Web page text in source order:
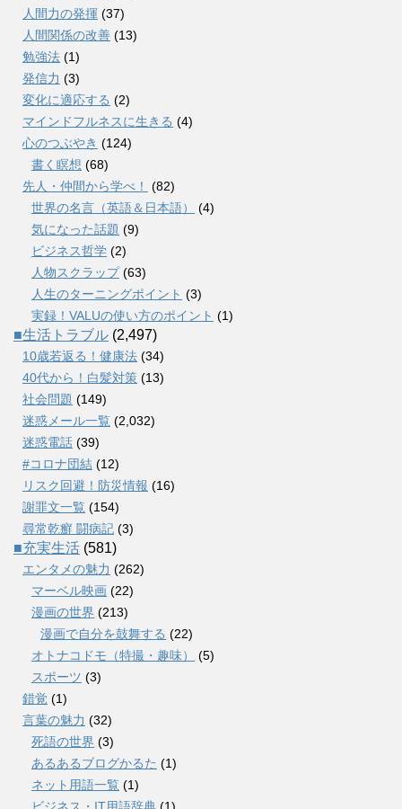
人間力の発揮 (37)
人間関係の改善 (13)
勉強法 (1)
発信力 (3)
変化に適応する (2)
マインドフルネスに生きる (4)
心のつぶやき (124)
書く瞑想 (68)
先人・仲間から学べ！
(82)
世界の名言（英語＆日本語）
(4)
気になった話題 (9)
ビジネス哲学 (2)
人物スクラップ(63)
人生のターニングポイント (3)
実録！VALUの使い方のポイント (1)
■生活トラブル (2,497)
10歳若返る！健康法 (34)
40代から！白髪対策 (13)
社会問題 (149)
迷惑メール一覧 (2,032)
迷惑電話 (39)
#コロナ団結 (12)
リスク回避！防災情報 (16)
謝罪文一覧 (154)
尋常乾癬 闘病記 (3)
■充実生活 (581)
エンタメの魅力 (262)
マーベル映画 (22)
漫画の世界 (213)
漫画で自分を鼓舞する (22)
オトナコドモ（特撮・趣味）
(5)
スポーツ (3)
錯覚 (1)
言葉の魅力 (32)
死語の世界 (3)
あるあるブログかるた (1)
ネット用語一覧 (1)
ビジネス・IT用語辞典 (1)